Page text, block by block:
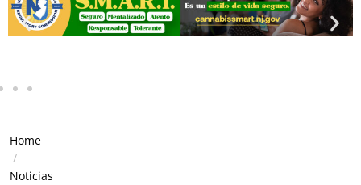
Home
/
Noticias